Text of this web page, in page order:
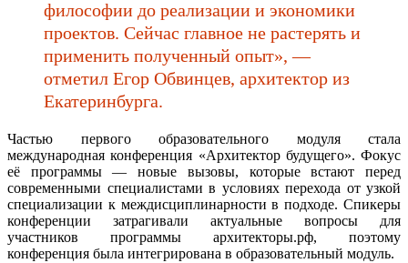
философии до реализации и экономики
проектов. Сейчас главное не растерять и
применить полученный опыт», —
отметил Егор Обвинцев, архитектор из
Екатеринбурга.
Частью первого образовательного модуля стала
международная конференция «Архитектор будущего». Фокус
её программы — новые вызовы, которые встают перед
современными специалистами в условиях перехода от узкой
специализации к междисциплинарности в подходе. Спикеры
конференции затрагивали актуальные вопросы для
участников программы архитекторы.рф, поэтому
конференция была интегрирована в образовательный модуль.